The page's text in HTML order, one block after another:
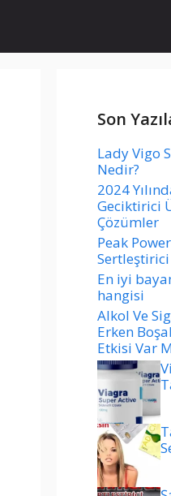
Son
Lady Vigo
Nedir?
2024
Geciktirici
Çözümler
Peak
En iyi
hangisi
Alkol Ve
Erken
Etkisi Var